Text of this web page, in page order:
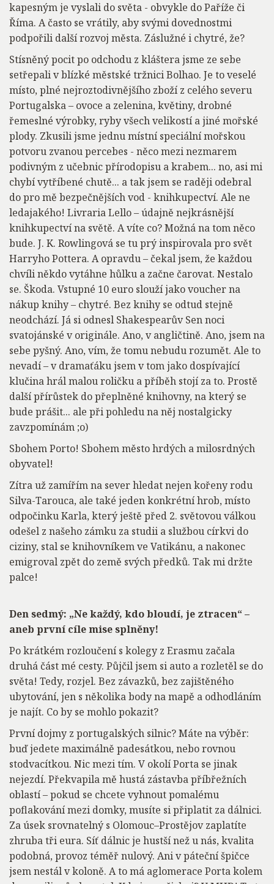
kapesným je vyslali do světa - obvykle do Paříže či
Říma. A často se vrátily, aby svými dovednostmi
podpořili další rozvoj města. Záslužné i chytré, že?
Stísněný pocit po odchodu z kláštera jsme ze sebe
setřepali v blízké městské tržnici Bolhao. Je to veselé
místo, plné nejroztodivnějšího zboží z celého severu
Portugalska – ovoce a zelenina, květiny, drobné
řemeslné výrobky, ryby všech velikostí a jiné mořské
plody. Zkusili jsme jednu místní speciální mořskou
potvoru zvanou percebes - něco mezi nezmarem
podivným z učebnic přírodopisu a krabem... no, asi mi
chybí vytříbené chutě... a tak jsem se raději odebral
do pro mě bezpečnějších vod - knihkupectví. Ale ne
ledajakého! Livraria Lello – údajně nejkrásnější
knihkupectví na světě. A víte co? Možná na tom něco
bude. J. K. Rowlingová se tu prý inspirovala pro svět
Harryho Pottera. A opravdu – čekal jsem, že každou
chvíli někdo vytáhne hůlku a začne čarovat. Nestalo
se. Škoda. Vstupné 10 euro slouží jako voucher na
nákup knihy – chytré. Bez knihy se odtud stejně
neodchází. Já si odnesl Shakespearův Sen noci
svatojánské v originále. Ano, v angličtině. Ano, jsem na
sebe pyšný. Ano, vím, že tomu nebudu rozumět. Ale to
nevadí – v dramaťáku jsem v tom jako dospívající
klučina hrál malou roličku a příběh stojí za to. Prostě
další přírůstek do přeplněné knihovny, na který se
bude prášit... ale při pohledu na něj nostalgicky
zavzpomínám ;o)
Sbohem Porto! Sbohem město hrdých a milosrdných
obyvatel!
Zítra už zamířím na sever hledat nejen kořeny rodu
Silva-Tarouca, ale také jeden konkrétní hrob, místo
odpočinku Karla, který ještě před 2. světovou válkou
odešel z našeho zámku za studii a službou církvi do
ciziny, stal se knihovníkem ve Vatikánu, a nakonec
emigroval zpět do země svých předků. Tak mi držte
palce!
Den sedmý: „Ne každý, kdo bloudí, je ztracen“ –
aneb první cíle mise splněny!
Po krátkém rozloučení s kolegy z Erasmu začala
druhá část mé cesty. Půjčil jsem si auto a rozletěl se do
světa! Tedy, rozjel. Bez závazků, bez zajištěného
ubytování, jen s několika body na mapě a odhodláním
je najít. Co by se mohlo pokazit?
První dojmy z portugalských silnic? Máte na výběr:
buď jedete maximálně padesátkou, nebo rovnou
stodvacítkou. Nic mezi tím. V okolí Porta se jinak
nejezdí. Překvapila mě hustá zástavba příbřežních
oblastí – pokud se chcete vyhnout pomalému
poflakování mezi domky, musíte si připlatit za dálnici.
Za úsek srovnatelný s Olomouc–Prostějov zaplatíte
zhruba tři eura. Síť dálnic je hustší než u nás, kvalita
podobná, provoz téměř nulový. Ani v páteční špičce
jsem nestál v koloně. A to má aglomerace Porta kolem